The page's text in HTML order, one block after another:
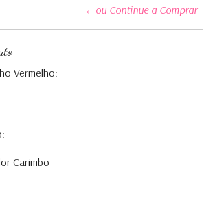
←ou Continue a Comprar
Vermelho:
Carimbo